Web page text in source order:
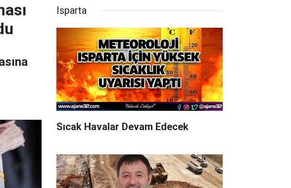
Isparta
Sıcak Havalar Devam Edecek